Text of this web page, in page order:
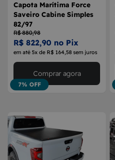
Capota Marítima Force
Saveiro Cabine Simples
82/97
R$ 880,98
R$ 822,90 no Pix
em até 5x de R$ 164,58 sem juros
7% OFF
Comprar agora